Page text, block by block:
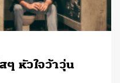
ๆ หัวใจว้าวุ่น